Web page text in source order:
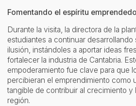
Fomentando el espíritu
Durante la visita, la directora de la
estudiantes a continuar
ilusión, instándoles a aportar ideas
fortalecer la industria de Cantabria.
empoderamiento fue clave para que
percibieran el emprendimiento como
tangible de contribuir al crecimiento y
región.